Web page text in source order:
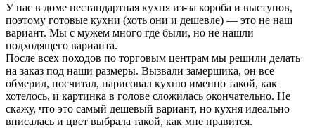
У нас в доме нестандартная кухня из-за короба и выступов,
поэтому готовые кухни (хоть они и дешевле) — это не наш
вариант. Мы с мужем много где были, но не нашли
подходящего варианта.
После всех походов по торговым центрам мы решили делать
на заказ под наши размеры. Вызвали замерщика, он все
обмерил, посчитал, нарисовал кухню именно такой, как
хотелось, и картинка в голове сложилась окончательно. Не
скажу, что это самый дешевый вариант, но кухня идеально
вписалась и цвет выбрала такой, как мне нравится.